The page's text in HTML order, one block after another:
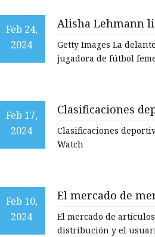
Feb 24,
2024
Alisha Lehmann
Mundial
Getty Images La
jugadora de fútbol
Feb 17,
2024
Clasificaciones
Clasificaciones
Watch
Feb 10,
2024
El mercado de
millones de
El mercado de
distribución y el